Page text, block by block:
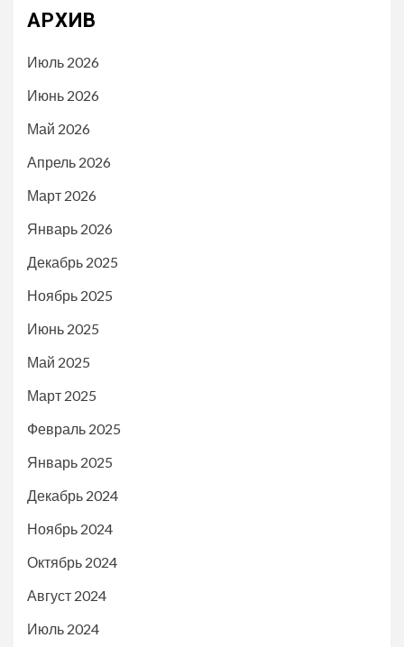
АРХИВ
Июль 2026
Июнь 2026
Май 2026
Апрель 2026
Март 2026
Январь 2026
Декабрь 2025
Ноябрь 2025
Июнь 2025
Май 2025
Март 2025
Февраль 2025
Январь 2025
Декабрь 2024
Ноябрь 2024
Октябрь 2024
Август 2024
Июль 2024